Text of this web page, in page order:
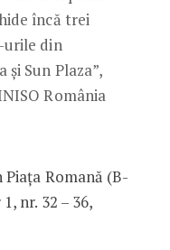
încă trei
urile din
Sun Plaza”,
România
Romană (B-
nr. 32 – 36,